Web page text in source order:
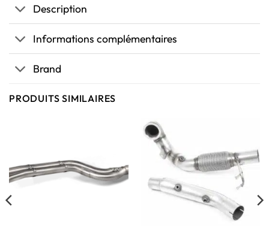
Description
Informations complémentaires
Brand
PRODUITS SIMILAIRES